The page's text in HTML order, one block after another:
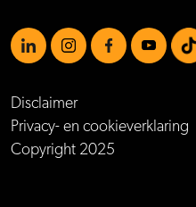
Disclaimer
Privacy- en cookieverklaring
Copyright 2025